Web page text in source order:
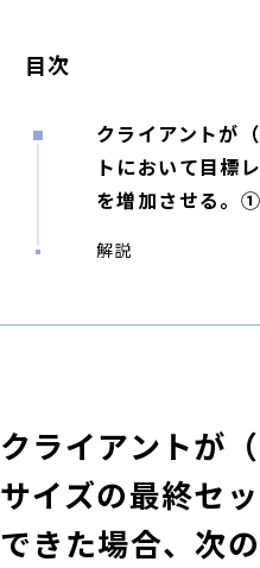
目次
クライアントが
トにおいて目標
を増加させる。
解説
クライアントが
サイズの最終セ
できた場合、次